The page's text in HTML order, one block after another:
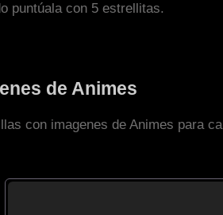
puntúala con 5 estrellitas.
de Animes
con imagenes de Animes para